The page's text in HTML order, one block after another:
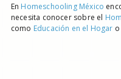
En Homeschooling México
necesita conocer sobre el
como Educación en el Hogar o